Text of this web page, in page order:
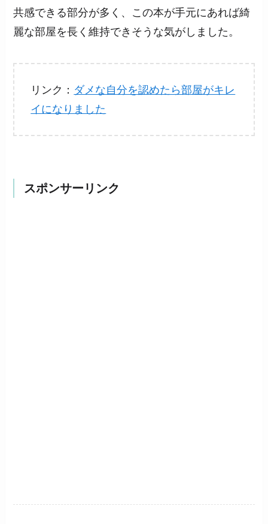
共感できる部分が多く、この本が手元にあれば綺
麗な部屋を長く維持できそうな気がしました。
リンク： ダメな自分を認めたら部屋がキレ
イになりました
スポンサーリンク